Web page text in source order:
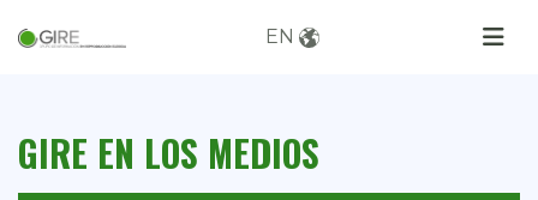
EN
GIRE EN LOS MEDIOS